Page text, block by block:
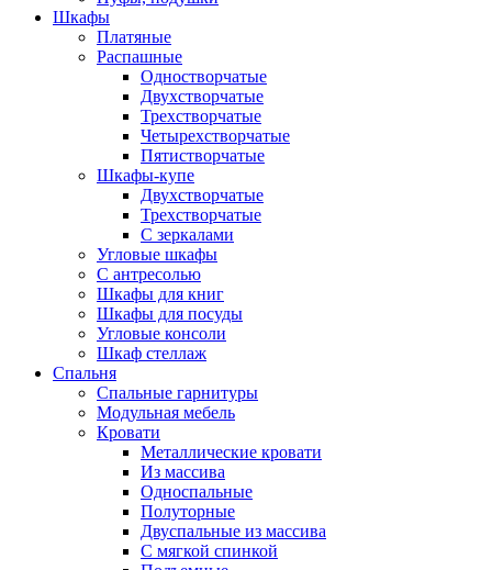
Шкафы
Платяные
Распашные
Одностворчатые
Двухстворчатые
Трехстворчатые
Четырехстворчатые
Пятистворчатые
Шкафы-купе
Двухстворчатые
Трехстворчатые
С зеркалами
Угловые шкафы
С антресолью
Шкафы для книг
Шкафы для посуды
Угловые консоли
Шкаф стеллаж
Спальня
Спальные гарнитуры
Модульная мебель
Кровати
Металлические кровати
Из массива
Односпальные
Полуторные
Двуспальные из массива
С мягкой спинкой